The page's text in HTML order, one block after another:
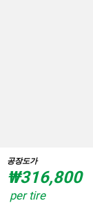
2
공장도가
₩316,800
per tire